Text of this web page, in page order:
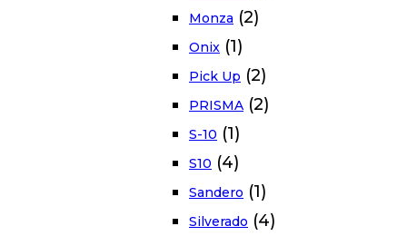
Monza (2)
Onix (1)
Pick Up (2)
PRISMA (2)
S-10 (1)
S10 (4)
Sandero (1)
Silverado (4)